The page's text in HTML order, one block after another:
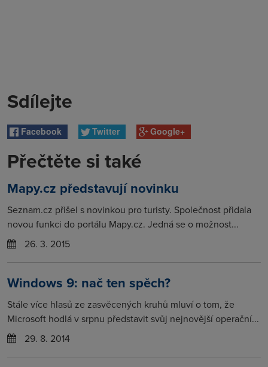
Sdílejte
Facebook Twitter Google+
Přečtěte si také
Mapy.cz představují novinku
Seznam.cz přišel s novinkou pro turisty. Společnost přidala
novou funkci do portálu Mapy.cz. Jedná se o možnost...
26. 3. 2015
Windows 9: nač ten spěch?
Stále více hlasů ze zasvěcených kruhů mluví o tom, že
Microsoft hodlá v srpnu představit svůj nejnovější operační...
29. 8. 2014